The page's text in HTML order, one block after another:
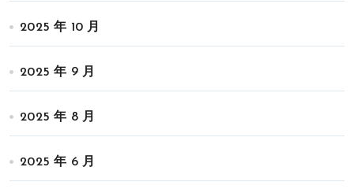
2025 年 10 月
2025 年 9 月
2025 年 8 月
2025 年 6 月